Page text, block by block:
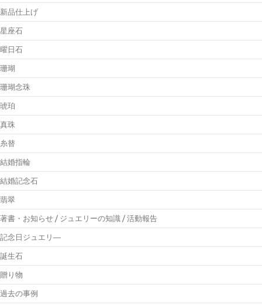
新品仕上げ
星座石
曜日石
珊瑚
珊瑚念珠
琥珀
真珠
糸替
結婚指輪
結婚記念石
翡翠
著書・お知らせ / ジュエリーの知識 / 活動報告
記念日ジュエリ―
誕生石
贈り物
過去の事例